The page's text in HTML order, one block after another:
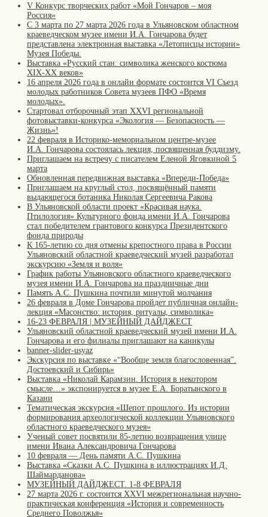
V Конкурс творческих работ «Мой Гончаров – моя
Россия»
С 3 марта по 27 марта 2026 года в Ульяновском областном
краеведческом музее имени И.А. Гончарова будет
представлена электронная выставка «Летописцы истории»
Музея Победы.
Выставка «Русский стан: символика женского костюма
XIX-XX веков»
16 апреля 2026 года в онлайн формате состоится VI Съезд
молодых работников Совета музеев ПФО «Время
молодых».
Стартовал отборочный этап XXVI региональной
фотовыставки-конкурса «Экология — Безопасность —
Жизнь»!
22 февраля в Историко-мемориальном центре-музее
И.А. Гончарова состоялась лекция, посвященная буддизму.
Приглашаем на встречу с писателем Еленой Яговкиной 5
марта
Обновленная передвижная выставка «Впереди-Победа»
Приглашаем на круглый стол, посвящённый памяти
выдающегося ботаника Николая Сергеевича Ракова
В Ульяновской области проект «Красивая наука.
Птилология» Культурного фонда имени И.А. Гончарова
стал победителем грантового конкурса Президентского
фонда природы
К 165-летию со дня отмены крепостного права в России
Ульяновский областной краеведческий музей разработал
экскурсию «Земля и воля»
График работы Ульяновского областного краеведческого
музея имени И.А. Гончарова на праздничные дни
Память А.С. Пушкина почтили минутой молчания
26 февраля в Доме Гончарова пройдет публичная онлайн-
лекция «Масонство: история, ритуалы, символика»
16-23 ФЕВРАЛЯ | МУЗЕЙНЫЙ ДАЙДЖЕСТ
Ульяновский областной краеведческий музей имени И.А.
Гончарова и его филиалы приглашают на каникулы
banner-slider-usyaz
Экскурсия по выставке «“Вообще земля благословенная”.
Достоевский и Сибирь»
Выставка «Николай Карамзин. История в некотором
смысле…» экспонируется в музее Е.А. Боратынского в
Казани
Тематическая экскурсия «Шепот прошлого. Из истории
формирования археологической коллекции Ульяновского
областного краеведческого музея»
Ученый совет посвятили 85-летию возвращения улице
имени Ивана Александровича Гончарова
10 февраля — День памяти А.С. Пушкина
Выставка «Сказки А.С. Пушкина в иллюстрациях И.Д.
Шаймарданова»
МУЗЕЙНЫЙ ДАЙДЖЕСТ. 1-8 ФЕВРАЛЯ
27 марта 2026 г. состоится XXVI межрегиональная научно-
практическая конференция «История и современность
Среднего Поволжья»